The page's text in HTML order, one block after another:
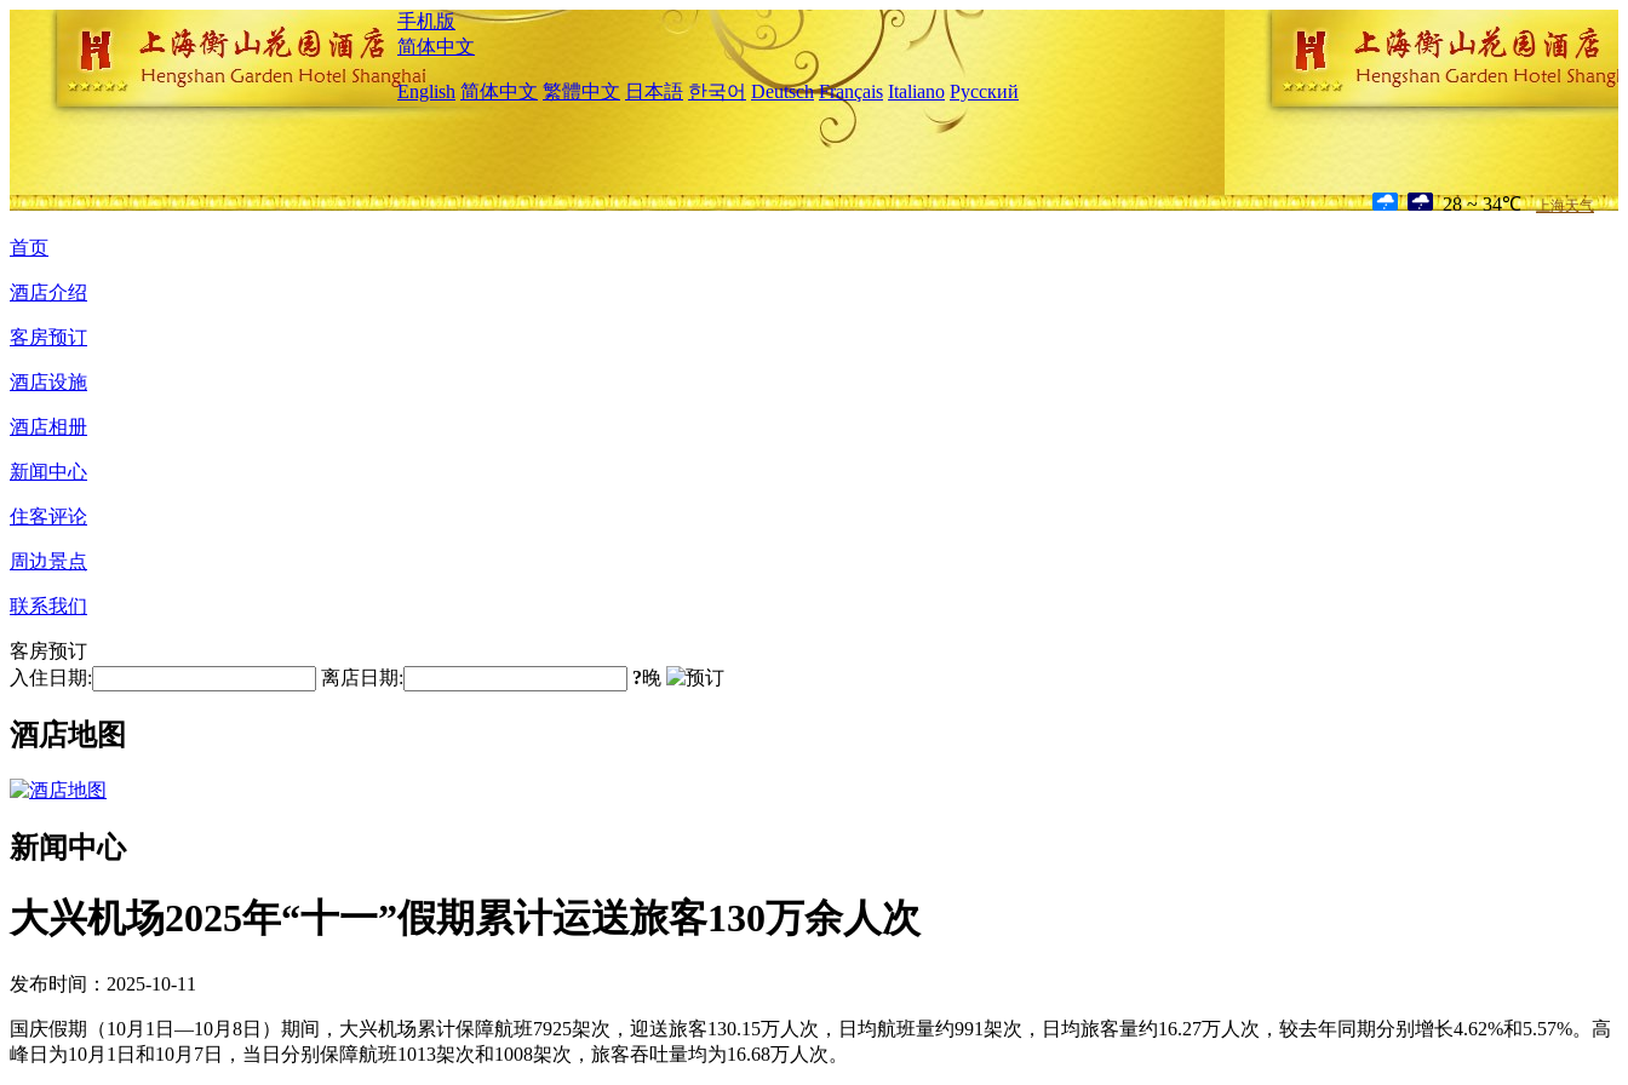
手机版
简体中文
English 简体中文 繁體中文 日本語 한국어 Deutsch Français Italiano Русский
28 ~ 34℃ 上海天气
首页
酒店介绍
客房预订
酒店设施
酒店相册
新闻中心
住客评论
周边景点
联系我们
客房预订
入住日期:
离店日期: ?晚
酒店地图
新闻中心
大兴机场2025年“十一”假期累计运送旅客130万余人次
发布时间：2025-10-11
国庆假期（10月1日—10月8日）期间，大兴机场累计保障航班7925架次，迎送旅客130.15万人次，日均航班量约991架次，日均旅客量约16.27万人次，较去年同期分别增长4.62%和5.57%。高
峰日为10月1日和10月7日，当日分别保障航班1013架次和1008架次，旅客吞吐量均为16.68万人次。